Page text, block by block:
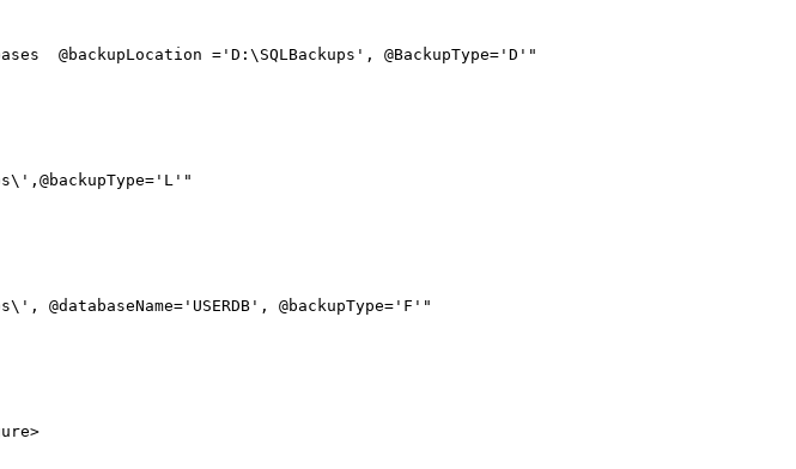
@backupLocation ='D:\SQLBackups', @BackupType='D'"